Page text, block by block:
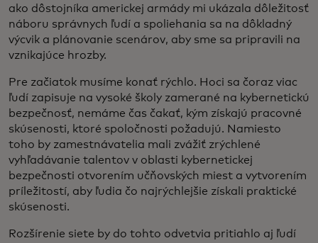
ako dôstojníka americkej armády mi ukázala dôležitosť
náboru správnych ľudí a spoliehania sa na dôkladný
výcvik a plánovanie scenárov, aby sme sa pripravili na
vznikajúce hrozby.
Pre začiatok musíme konať rýchlo. Hoci sa čoraz viac
ľudí zapisuje na vysoké školy zamerané na kybernetickú
bezpečnosť, nemáme čas čakať, kým získajú pracovné
skúsenosti, ktoré spoločnosti požadujú. Namiesto
toho by zamestnávatelia mali zvážiť zrýchlené
vyhľadávanie talentov v oblasti kybernetickej
bezpečnosti otvorením učňovských miest a vytvorením
príležitostí, aby ľudia čo najrýchlejšie získali praktické
skúsenosti.
Rozšírenie siete by do tohto odvetvia pritiahlo aj ľudí